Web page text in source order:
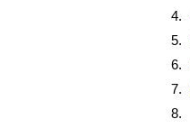
4.
5.
6.
7.
8.